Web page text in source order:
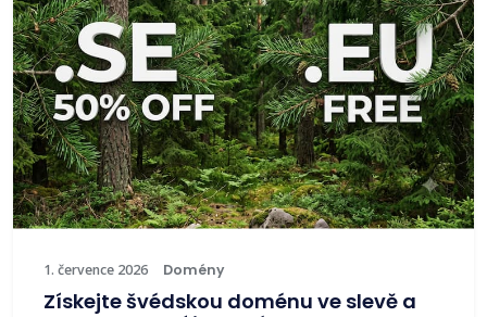
1. července 2026 Domény
Získejte švédskou doménu ve slevě a